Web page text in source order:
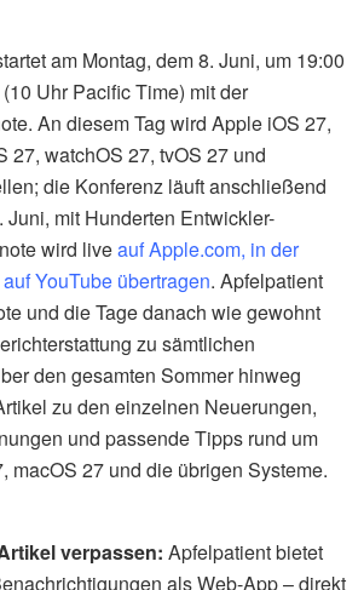
am Montag, dem 8. Juni, um 19:00
Uhr Pacific Time) mit der
An diesem Tag wird Apple iOS 27,
27, watchOS 27, tvOS 27 und
die Konferenz läuft anschließend
Juni, mit Hunderten Entwickler-
wird liveauf Apple.com, in der
YouTube übertragen. Apfelpatient
und die Tage danach wie gewohnt
zu sämtlichen
den gesamten Sommer hinweg
zu den einzelnen Neuerungen,
und passende Tipps rund um
macOS 27 und die übrigen Systeme.
verpassen: Apfelpatient bietet
als Web-App – direkt